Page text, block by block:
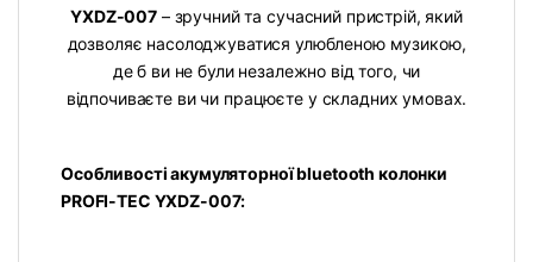
YXDZ-007 – зручний та сучасний пристрій, який
дозволяє насолоджуватися улюбленою музикою,
де б ви не були незалежно від того, чи
відпочиваєте ви чи працюєте у складних умовах.
Особливості акумуляторної bluetooth колонки
PROFI-TEC YXDZ-007: